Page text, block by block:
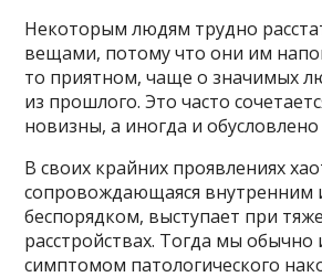
Некоторым людям трудно
вещами, потому что они им
то приятном, чаще о значимых
из прошлого. Это часто
новизны, а иногда и
В своих крайних проявлениях
сопровождающаяся
беспорядком, выступает при
расстройствах. Тогда мы обычно
симптомом патологического